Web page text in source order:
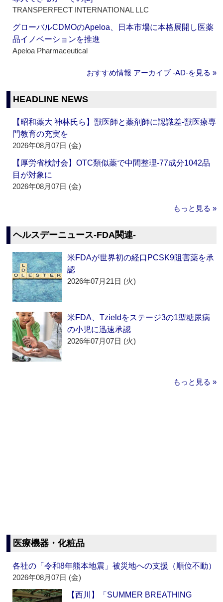
TRANSPERFECT INTERNATIONAL LLC
グローバルCDMOのApeloa、日本市場に本格展開し医薬
品イノベーションを推進
Apeloa Pharmaceutical
おすすめ情報 アーカイブ ‐AD‐を見る »
HEADLINE NEWS
【昭和薬大 神林氏ら】獣医師と薬剤師に認識差‐獣医療専
門教育の充実を
2026年08月07日 (金)
【厚労省検討会】OTC類似薬で中間整理‐77成分1042品
目が対象に
2026年08月07日 (金)
もっと見る »
ヘルスデーニュース‐FDA関連‐
米FDAが世界初の経口PCSK9阻害薬を承
認
2026年07月21日 (火)
米FDA、Tzieldをステージ3の1型糖尿病
の小児に迅速承認
2026年07月07日 (火)
もっと見る »
医療機器・化粧品
各社の「令和8年熊本地震」被災地への支援（順位不動）
2026年08月07日 (金)
【西川】「SUMMER BREATHING